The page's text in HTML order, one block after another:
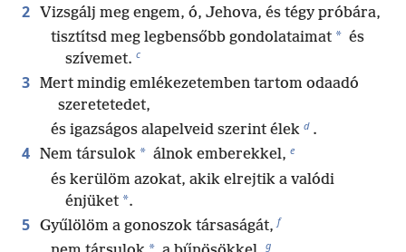
2 Vizsgálj meg engem, ó, Jehova, és tégy próbára,
tisztítsd meg legbensőbb gondolataimat * és
szívemet. c
3 Mert mindig emlékezetemben tartom odaadó
szeretetedet,
és igazságos alapelveid szerint élek d .
4 Nem társulok * álnok emberekkel, e
és kerülöm azokat, akik elrejtik a valódi
énjüket *.
5 Gyűlölöm a gonoszok társaságát, f
g